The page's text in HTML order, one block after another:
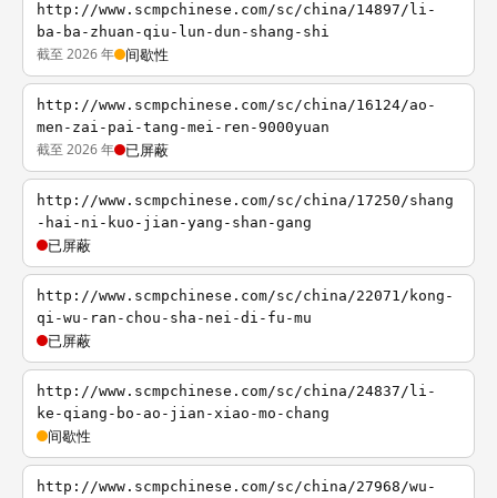
http://www.scmpchinese.com/sc/china/14897/li-
ba-ba-zhuan-qiu-lun-dun-shang-shi
截至 2026 年 间歇性
http://www.scmpchinese.com/sc/china/16124/ao-
men-zai-pai-tang-mei-ren-9000yuan
截至 2026 年 已屏蔽
http://www.scmpchinese.com/sc/china/17250/shang
-hai-ni-kuo-jian-yang-shan-gang
已屏蔽
http://www.scmpchinese.com/sc/china/22071/kong-
qi-wu-ran-chou-sha-nei-di-fu-mu
已屏蔽
http://www.scmpchinese.com/sc/china/24837/li-
ke-qiang-bo-ao-jian-xiao-mo-chang
间歇性
http://www.scmpchinese.com/sc/china/27968/wu-